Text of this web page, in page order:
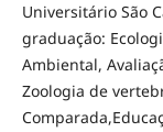
Universitário São
graduação:
Ambiental,
Zoologia de